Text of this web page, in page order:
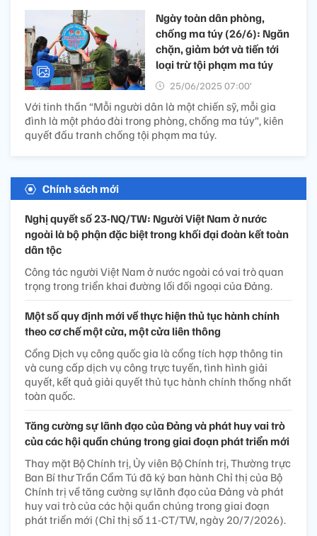
Ngày toàn dân phòng,
chống ma túy (26/6): Ngăn
chặn, giảm bớt và tiến tới
loại trừ tội phạm ma túy
25/06/2025 07:00’
Với tinh thần “Mỗi người dân là một chiến sỹ, mỗi gia
đình là một pháo đài trong phòng, chống ma túy”, kiên
quyết đấu tranh chống tội phạm ma túy.
Chính sách mới
Nghị quyết số 23-NQ/TW: Người Việt Nam ở nước
ngoài là bộ phận đặc biệt trong khối đại đoàn kết toàn
dân tộc
Công tác người Việt Nam ở nước ngoài có vai trò quan
trọng trong triển khai đường lối đối ngoại của Đảng.
Một số quy định mới về thực hiện thủ tục hành chính
theo cơ chế một cửa, một cửa liên thông
Cổng Dịch vụ công quốc gia là cổng tích hợp thông tin
và cung cấp dịch vụ công trực tuyến, tình hình giải
quyết, kết quả giải quyết thủ tục hành chính thống nhất
toàn quốc.
Tăng cường sự lãnh đạo của Đảng và phát huy vai trò
của các hội quần chúng trong giai đoạn phát triển mới
Thay mặt Bộ Chính trị, Ủy viên Bộ Chính trị, Thường trực
Ban Bí thư Trần Cẩm Tú đã ký ban hành Chỉ thị của Bộ
Chính trị về tăng cường sự lãnh đạo của Đảng và phát
huy vai trò của các hội quần chúng trong giai đoạn
phát triển mới (Chỉ thị số 11-CT/TW, ngày 20/7/2026).